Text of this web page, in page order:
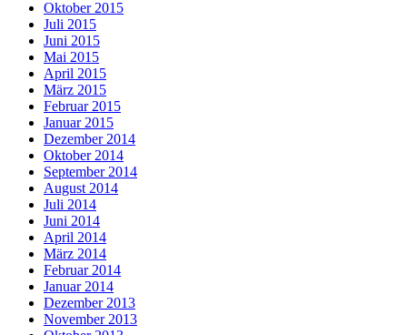
Oktober 2015
Juli 2015
Juni 2015
Mai 2015
April 2015
März 2015
Februar 2015
Januar 2015
Dezember 2014
Oktober 2014
September 2014
August 2014
Juli 2014
Juni 2014
April 2014
März 2014
Februar 2014
Januar 2014
Dezember 2013
November 2013